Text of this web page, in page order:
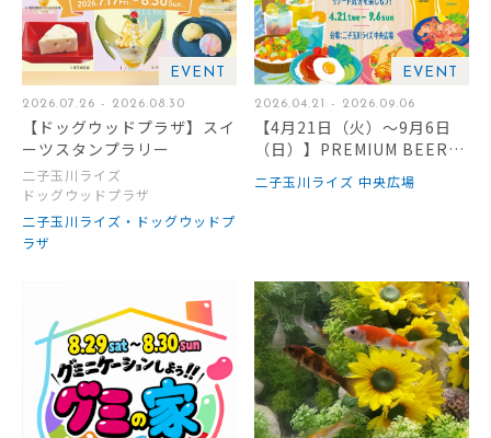
EVENT
2026.07.26 - 2026.08.30
【ドッグウッドプラザ】スイ
ーツスタンプラリー
二子玉川ライズ
ドッグウッドプラザ
二子玉川ライズ・ドッグウッドプ
ラザ
EVENT
2026.04.21 - 2026.09.06
【4月21日（火）～9月6日
（日）】PREMIUM BEER T
ERRACE 2026 -HAWAIIAN
GRILL-
二子玉川ライズ 中央広場